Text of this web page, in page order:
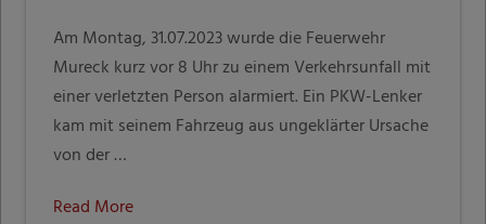
Am Montag, 31.07.2023 wurde die Feuerwehr
Mureck kurz vor 8 Uhr zu einem Verkehrsunfall mit
einer verletzten Person alarmiert. Ein PKW-Lenker
kam mit seinem Fahrzeug aus ungeklärter Ursache
von der …
Read More